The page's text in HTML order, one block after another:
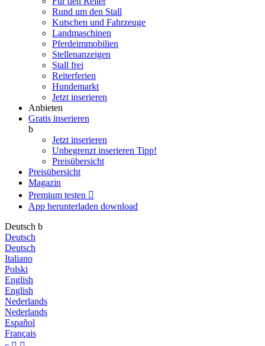
Rund um den Stall
Kutschen und Fahrzeuge
Landmaschinen
Pferdeimmobilien
Stellenanzeigen
Stall frei
Reiterferien
Hundemarkt
Jetzt inserieren
Anbieten
Gratis inserieren
b
Jetzt inserieren
Unbegrenzt inserieren Tipp!
Preisübersicht
Preisübersicht
Magazin
Premium testen 
App herunterladen download
Deutsch b
Deutsch
Deutsch
Italiano
Polski
English
English
Nederlands
Nederlands
Español
Français